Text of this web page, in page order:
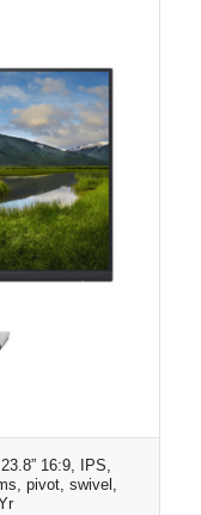
16:9, IPS,
pivot, swivel,